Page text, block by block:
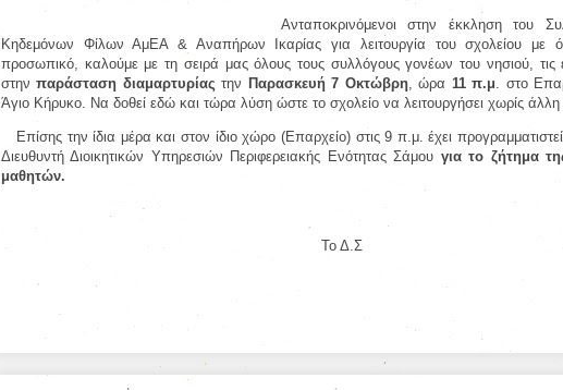
Ανταποκρινόμενοι στην έκκληση του
Κηδεμόνων Φίλων ΑμΕΑ & Αναπήρων Ικαρίας για λειτουργία του σχολείου με
προσωπικό, καλούμε με τη σειρά μας όλους τους συλλόγους γονέων του νησιού, τις
στηνπαράσταση διαμαρτυρίαςτην Παρασκευή 7 Οκτώβρη, ώρα 11 π.μ . στο
Άγιο Κήρυκο.
Να δοθεί εδώ και τώρα λύση ώστε το σχολείο να λειτουργήσει χωρίς άλλη
Επίσης την ίδια μέρα και στον ίδιο χώρο (Επαρχείο) στις 9 π.μ. έχει
Διευθυντή Διοικητικών Υπηρεσιών Περιφερειακής Ενότητας Σάμου για το ζήτημα
μαθητών.
Το Δ.Σ